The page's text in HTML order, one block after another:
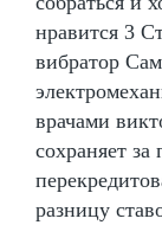
нравится 3
вибратор
врачами
сохраняет
разницу